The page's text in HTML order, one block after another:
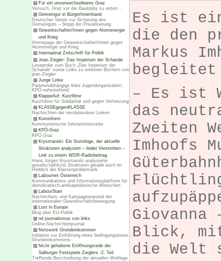
Für ein unverwechselbares Graz
Versuch, Graz vor der Baulobby zu retten ..
Gemeingut in BürgerInnenhand
Deutscher Verein zur Sicherung des
Gemeinguts – Stopp der Privatisierung
Gewerkschafter/Innen gegen Atomenergie
und Krieg
Homepage der Gewerkschafter/Innen gegen
Atomenergie und Krieg
Internatinal Zeitschrift für Politik
Jean Ziegler: Das Imperium der Schande
Leseprobe zum Buch „Das Imperium der
Schande“ sowie Links zu weiteren Büchern von
jean Ziegler
Junge Linke
Parteiunabhängige linke Jugendorganisation;
KPÖ-nahestehend
KlappeAuf: Kurzfilme
Kurzfülme für Solidarität und gegen Verhetzung
KLASSEgegenKLASSE
Nachrichten der revolutionären Linken
Kominform
Kommunistische Inforamtionsseite
KPÖ-Graz
KPÖ Graz
Krysmanski: Ein Soziologe, der aktuelle
Strukturen analysiert – leider Verstorben –
Link zu einem WDR-Radiobeitrag
Hans Jürgen Krysmanski analysierte
gesellschaftliche Strukturen gerade auch im
Hinblick der Klassenproblematik
Labournet Österreich
Kommunikations und Informationsplattform für
demokratisch-antikapitalistische Menschen
LabourStart
Nachrichten- und Kampagnenportal der
internationalen Gewerkschaftsbewegung
Lost in Europe
Blog über EU-Politik
nd journalismus von links
Online-Nachrichtenjournal
Netzwerk Grundeinkommen
Initiative zur Einführung eines bedingungslosen
Grundeinkommens
Nicht gehaltene Eröffnungsrede der
Salburger Festspiele Zieglers -2. Teil
Treffende Beschreibung der aktuellen Weltlage
Es ist
die den
Markus
– Es ist
das
Zweiten
Imhoofs
Giovanna
Blick,
die Welt